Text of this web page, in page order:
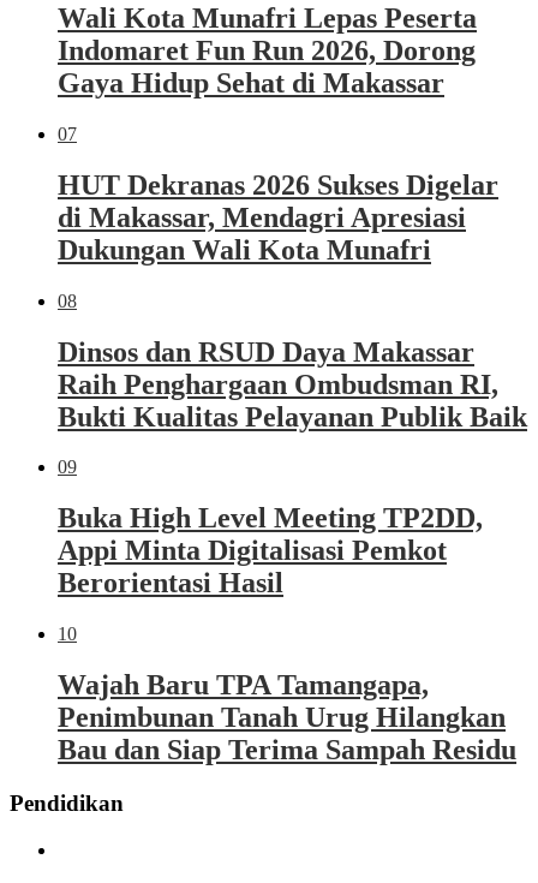
Wali Kota Munafri Lepas Peserta
Indomaret Fun Run 2026, Dorong
Gaya Hidup Sehat di Makassar
07
HUT Dekranas 2026 Sukses Digelar
di Makassar, Mendagri Apresiasi
Dukungan Wali Kota Munafri
08
Dinsos dan RSUD Daya Makassar
Raih Penghargaan Ombudsman RI,
Bukti Kualitas Pelayanan Publik Baik
09
Buka High Level Meeting TP2DD,
Appi Minta Digitalisasi Pemkot
Berorientasi Hasil
10
Wajah Baru TPA Tamangapa,
Penimbunan Tanah Urug Hilangkan
Bau dan Siap Terima Sampah Residu
Pendidikan